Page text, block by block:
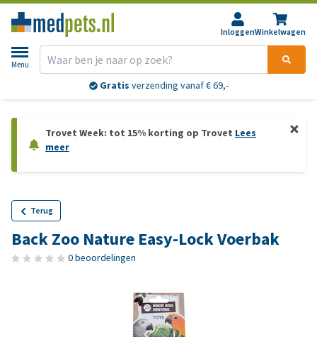
InloggenWinkelwagen
Menu
Gratis verzending vanaf € 69,-
Trovet Week: tot 15% korting op Trovet Lees
meer
Terug
Back Zoo Nature Easy-Lock Voerbak
0 beoordelingen